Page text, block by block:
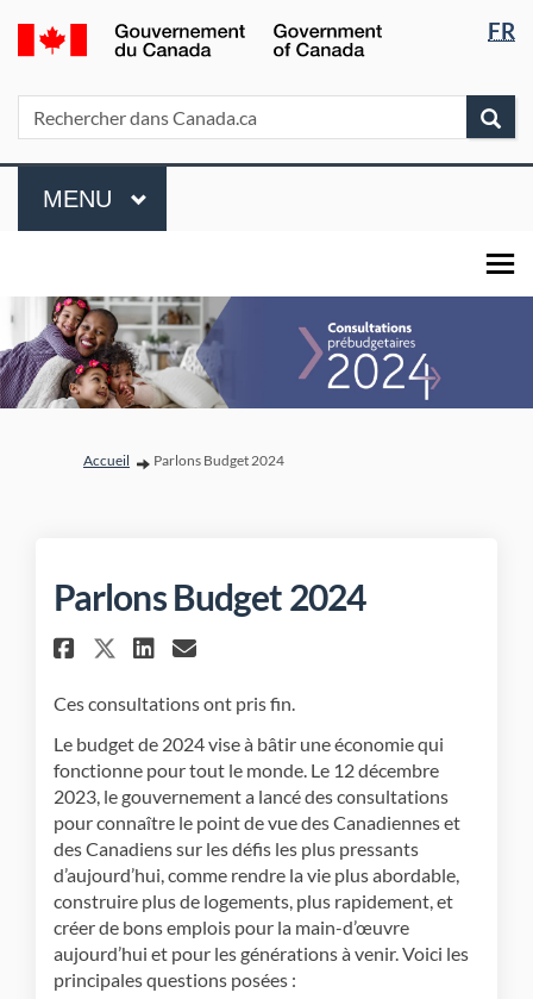
Passer
au
contenu
Passer
à
« Au
Passer
à
la
la
langue
FR
Rechercher
Rechercher
dans
Canada.ca
Menu
MENU PRINCIPAL
Vous êtes ici:
Accueil Parlons Budget 2024
Parlons Budget 2024
Partager Parlons Budget
Partager Parlons Budget
Partager Parlons
Courriel Parlons
Ces consultations ont pris fin.
Le budget de 2024 vise à bâtir une économie qui
fonctionne pour tout le monde. Le 12 décembre
2023, le gouvernement a lancé des consultations
pour connaître le point de vue des Canadiennes et
des Canadiens sur les défis les plus pressants
d’aujourd’hui, comme rendre la vie plus abordable,
construire plus de logements, plus rapidement, et
créer de bons emplois pour la main-d’œuvre
aujourd’hui et pour les générations à venir. Voici les
principales questions posées :